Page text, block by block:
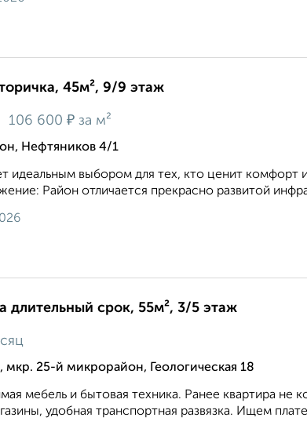
45м², 9/9 этаж
106 600 ₽ за м²
Нефтяников 4/1
идеальным выбором для тех, кто ценит комфорт
Район отличается прекрасно развитой
длительный срок, 55м², 3/5 этаж
25-й микрорайон, Геологическая 18
мебель и бытовая техника. Ранее квартира не
удобная транспортная развязка. Ищем